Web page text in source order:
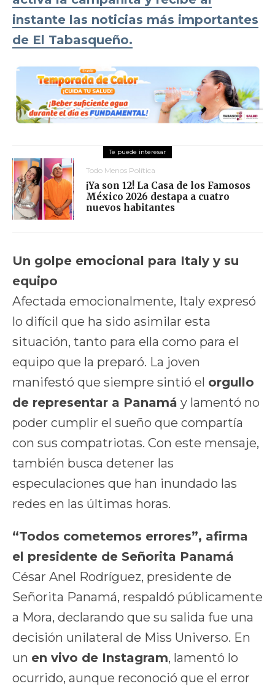
instante las noticias más importantes
de El Tabasqueño.
Todo Menos Política
¡Ya son 12! La Casa de los Famosos
México 2026 destapa a cuatro
nuevos habitantes
Un golpe emocional para Italy y su
equipo
Afectada emocionalmente, Italy expresó
lo difícil que ha sido asimilar esta
situación, tanto para ella como para el
equipo que la preparó. La joven
manifestó que siempre sintió el orgullo
de representar a Panamá y lamentó no
poder cumplir el sueño que compartía
con sus compatriotas. Con este mensaje,
también busca detener las
especulaciones que han inundado las
redes en las últimas horas.
“Todos cometemos errores”, afirma
el presidente de Señorita Panamá
César Anel Rodríguez, presidente de
Señorita Panamá, respaldó públicamente
a Mora, declarando que su salida fue una
decisión unilateral de Miss Universo. En
un en vivo de Instagram, lamentó lo
ocurrido, aunque reconoció que el error